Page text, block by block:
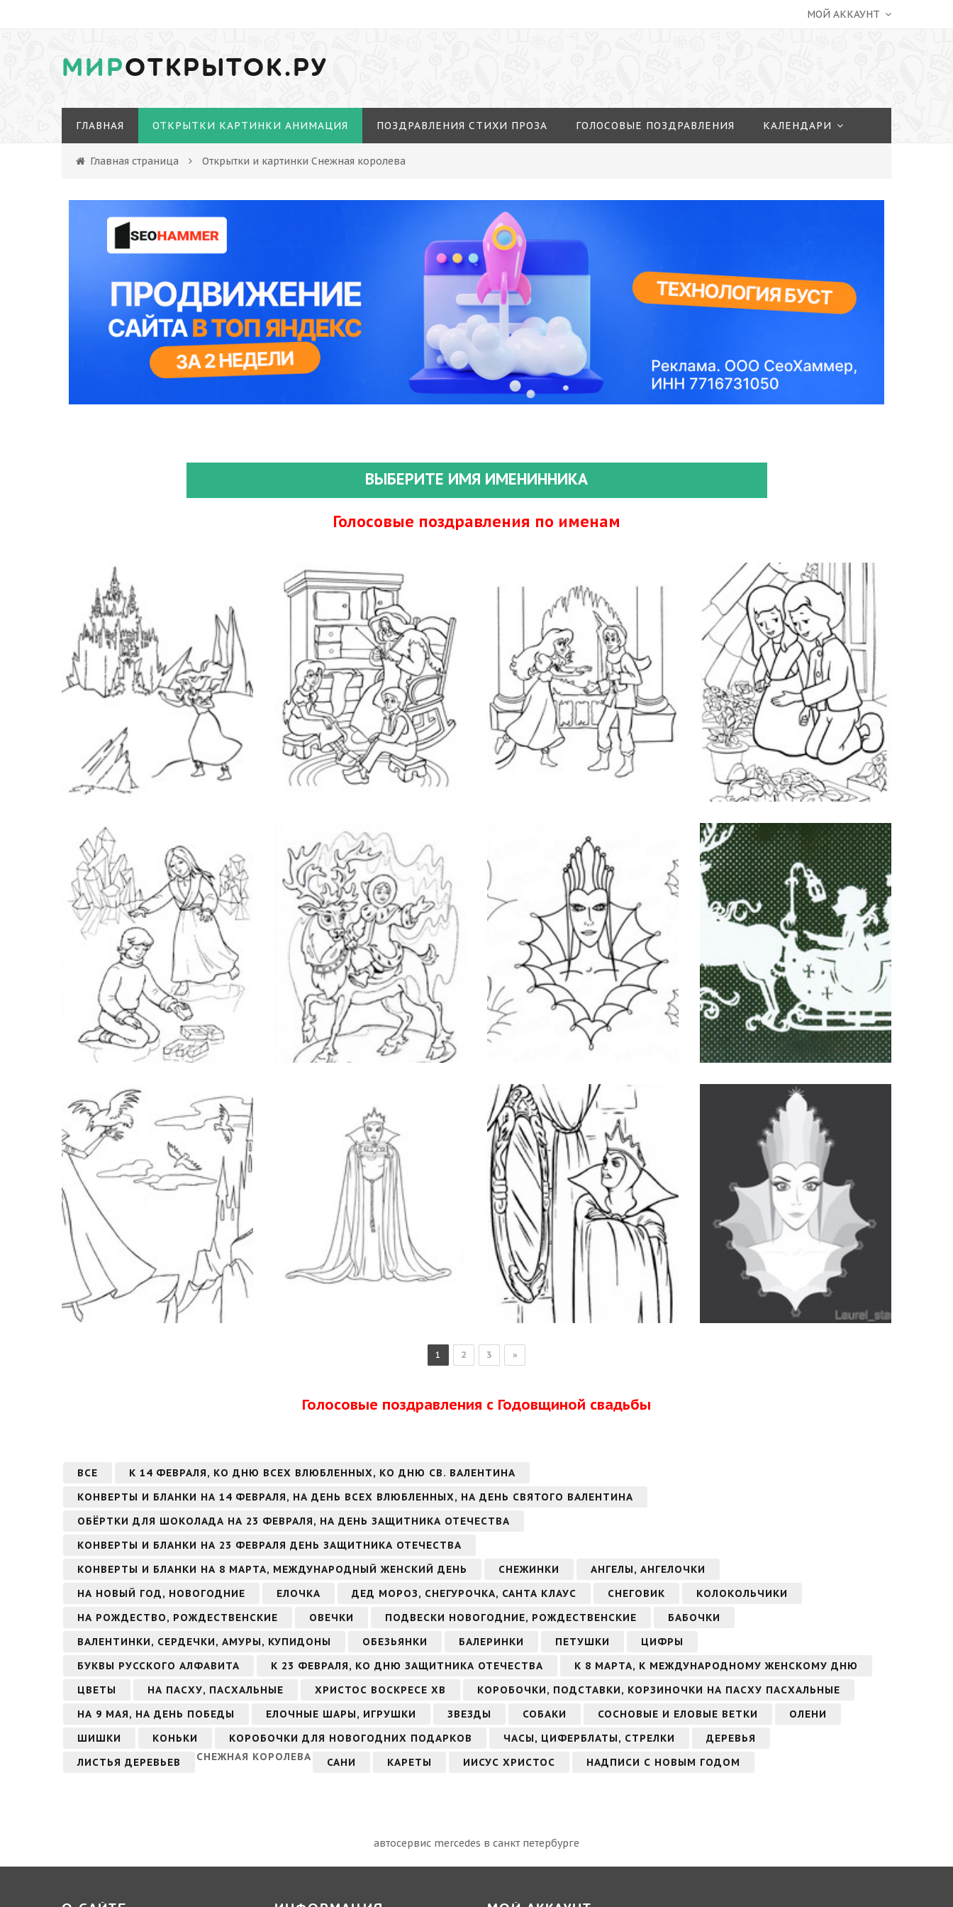
МОЙ АККАУНТ
МИРОТКРЫТОК.РУ
ГЛАВНАЯ ОТКРЫТКИ КАРТИНКИ АНИМАЦИЯ ПОЗДРАВЛЕНИЯ СТИХИ ПРОЗА ГОЛОСОВЫЕ ПОЗДРАВЛЕНИЯ КАЛЕНДАРИ
Главная страница Открытки и картинки Снежная королева
ВЫБЕРИТЕ ИМЯ ИМЕНИННИКА
Голосовые поздравления по именам
1 2 3 »
Голосовые поздравления с Годовщиной свадьбы
ВСЕ
К 14 ФЕВРАЛЯ, КО ДНЮ ВСЕХ ВЛЮБЛЕННЫХ, КО ДНЮ СВ. ВАЛЕНТИНА
КОНВЕРТЫ И БЛАНКИ НА 14 ФЕВРАЛЯ, НА ДЕНЬ ВСЕХ ВЛЮБЛЕННЫХ, НА ДЕНЬ СВЯТОГО ВАЛЕНТИНА
ОБЁРТКИ ДЛЯ ШОКОЛАДА НА 23 ФЕВРАЛЯ, НА ДЕНЬ ЗАЩИТНИКА ОТЕЧЕСТВА
КОНВЕРТЫ И БЛАНКИ НА 23 ФЕВРАЛЯ ДЕНЬ ЗАЩИТНИКА ОТЕЧЕСТВА
КОНВЕРТЫ И БЛАНКИ НА 8 МАРТА, МЕЖДУНАРОДНЫЙ ЖЕНСКИЙ ДЕНЬ
СНЕЖИНКИ
АНГЕЛЫ, АНГЕЛОЧКИ
НА НОВЫЙ ГОД, НОВОГОДНИЕ
ЕЛОЧКА ДЕД МОРОЗ, СНЕГУРОЧКА, САНТА КЛАУС СНЕГОВИК
КОЛОКОЛЬЧИКИ
НА РОЖДЕСТВО, РОЖДЕСТВЕНСКИЕ
ОВЕЧКИ ПОДВЕСКИ НОВОГОДНИЕ, РОЖДЕСТВЕНСКИЕ
БАБОЧКИ
ВАЛЕНТИНКИ, СЕРДЕЧКИ, АМУРЫ, КУПИДОНЫ
ОБЕЗЬЯНКИ БАЛЕРИНКИ ПЕТУШКИ
ЦИФРЫ
БУКВЫ РУССКОГО АЛФАВИТА
К 23 ФЕВРАЛЯ, КО ДНЮ ЗАЩИТНИКА ОТЕЧЕСТВА
К 8 МАРТА, К МЕЖДУНАРОДНОМУ ЖЕНСКОМУ ДНЮ
ЦВЕТЫ
НА ПАСХУ, ПАСХАЛЬНЫЕ ХРИСТОС ВОСКРЕСЕ ХВ
КОРОБОЧКИ, ПОДСТАВКИ, КОРЗИНОЧКИ НА ПАСХУ ПАСХАЛЬНЫЕ
НА 9 МАЯ, НА ДЕНЬ ПОБЕДЫ
ЕЛОЧНЫЕ ШАРЫ, ИГРУШКИ ЗВЕЗДЫ СОБАКИ СОСНОВЫЕ И ЕЛОВЫЕ ВЕТКИ
ОЛЕНИ
ШИШКИ
КОНЬКИ КОРОБОЧКИ ДЛЯ НОВОГОДНИХ ПОДАРКОВ ЧАСЫ, ЦИФЕРБЛАТЫ, СТРЕЛКИ
ДЕРЕВЬЯ
ЛИСТЬЯ ДЕРЕВЬЕВ
СНЕЖНАЯ КОРОЛЕВА САНИ КАРЕТЫ ИИСУС ХРИСТОС НАДПИСИ С НОВЫМ ГОДОМ
автосервис mercedes в cанкт петербурге